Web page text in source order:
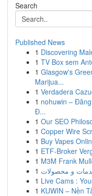
Search
Published News
1 Discovering
1 TV Box sem
1 Glasgow's
Marijua...
1 Verdadera
1 nohuwin –
Đ...
1 Our SEO
1 Copper Wire
1 Buy Vapes
1 ETF-Broker
1 M3M Frank
1 و محصولات
1 Live Cams :
1 KUWIN – Nền